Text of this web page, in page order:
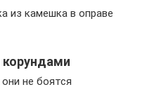
из камешка в оправе
не боятся